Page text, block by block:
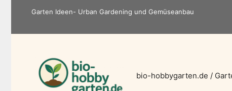
Garten Ideen- Urban Gardening und Gemüseanbau
bio-hobbygarten.de /